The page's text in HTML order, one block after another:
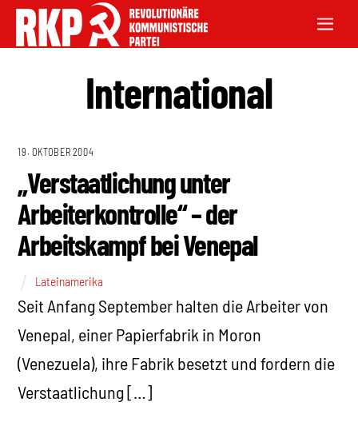
International
19. OKTOBER 2004
„Verstaatlichung unter
Arbeiterkontrolle“ – der
Arbeitskampf bei Venepal
Lateinamerika
Seit Anfang September halten die Arbeiter von
Venepal, einer Papierfabrik in Moron
(Venezuela), ihre Fabrik besetzt und fordern die
Verstaatlichung […]